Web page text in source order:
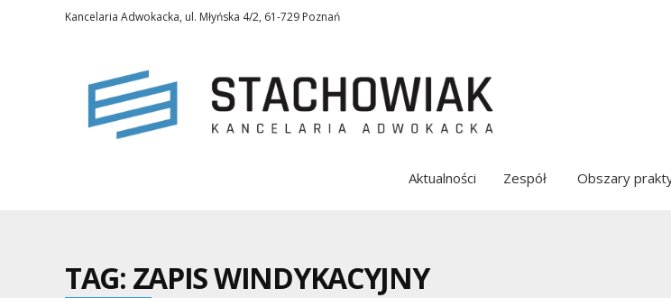
Kancelaria Adwokacka, ul. Młyńska 4/2, 61-729 Poznań
Aktualności Zespół Obszary
TAG: ZAPIS WINDYKACYJNY